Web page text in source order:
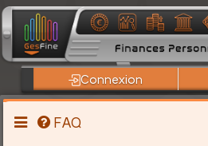
Connexion
FAQ